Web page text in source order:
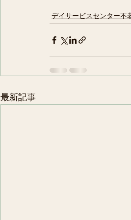
デイサービスセンター不
最新記事